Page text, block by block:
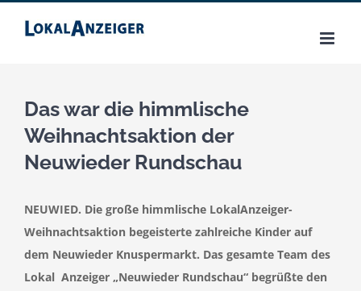
Inhalt
Das war die himmlische
Weihnachtsaktion der
Neuwieder Rundschau
NEUWIED. Die große himmlische LokalAnzeiger-
Weihnachtsaktion begeisterte zahlreiche Kinder auf
dem Neuwieder Knuspermarkt. Das gesamte Team des
Lokal Anzeiger „Neuwieder Rundschau“ begrüßte den